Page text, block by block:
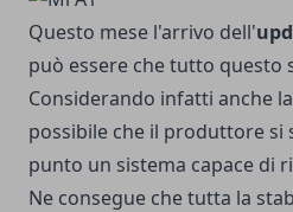
Questo mese l'arrivo dell'
può essere che tutto questo
Considerando infatti anche
possibile che il produttore
punto un sistema capace di
Ne consegue che tutta la